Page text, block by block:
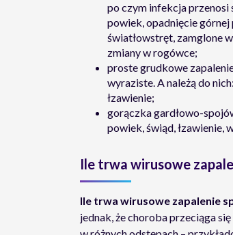
po czym infekcja przenosi
powiek, opadnięcie górnej
światłowstręt, zamglone
zmiany w rogówce;
proste grudkowe
wyraziste. A należą do
łzawienie;
gorączka gardłowo-
powiek, świąd, łzawienie,
Ile trwa wirusowe
Ile trwa wirusowe zapalenie
jednak, że choroba przeciąga